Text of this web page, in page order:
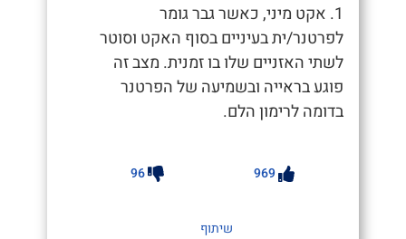
1. אקט מיני, כאשר גבר גומר
לפרטנר/ית בעיניים בסוף האקט וסוטר
לשתי האזניים שלו בו זמנית. מצב זה
פוגע בראייה ובשמיעה של הפרטנר
בדומה לרימון הלם.
969
96
שיתוף